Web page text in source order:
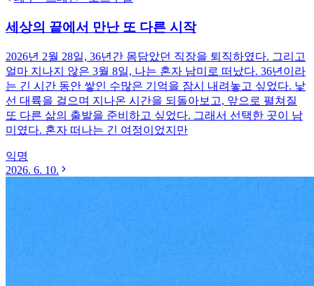
세상의 끝에서 만난 또 다른 시작
2026년 2월 28일, 36년간 몸담았던 직장을 퇴직하였다. 그리고
얼마 지나지 않은 3월 8일, 나는 혼자 남미로 떠났다. 36년이라
는 긴 시간 동안 쌓인 수많은 기억을 잠시 내려놓고 싶었다. 낯
선 대륙을 걸으며 지나온 시간을 되돌아보고, 앞으로 펼쳐질
또 다른 삶의 출발을 준비하고 싶었다. 그래서 선택한 곳이 남
미였다. 혼자 떠나는 긴 여정이었지만
익명
2026. 6. 10.